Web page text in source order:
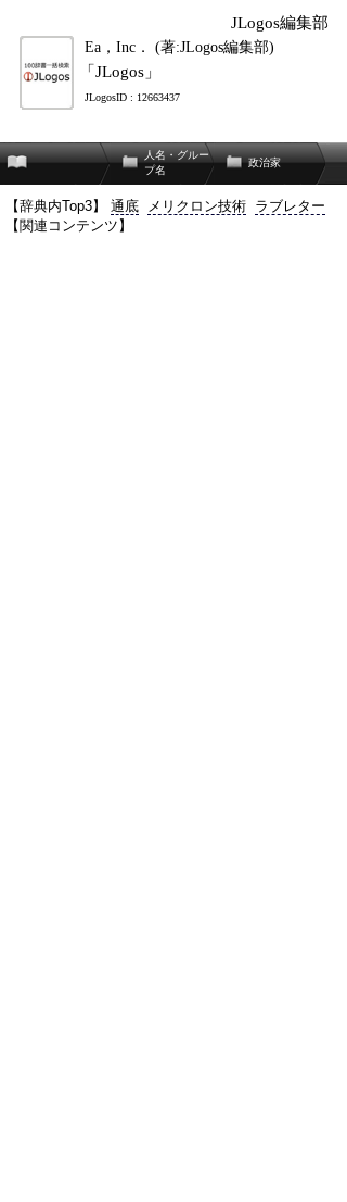
JLogos編集部
Ea，Inc． (著:JLogos編集部)
「JLogos」
JLogosID : 12663437
人名・グルー
プ名
政治家
【辞典内Top3】 通底 メリクロン技術 ラブレター
【関連コンテンツ】